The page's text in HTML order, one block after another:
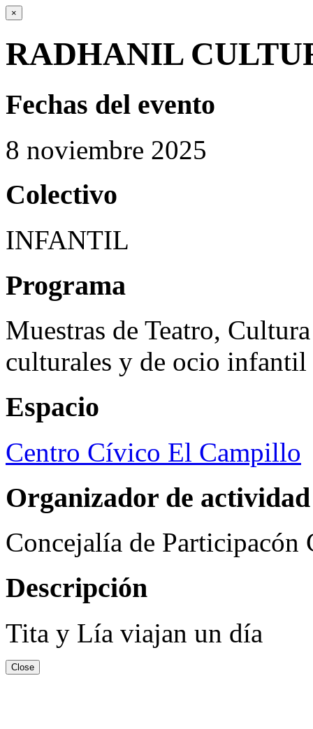
×
RADHANIL
Fechas del evento
8 noviembre 2025
Colectivo
INFANTIL
Programa
Muestras de Teatro,
culturales y de ocio infantil
Espacio
Centro Cívico El Campillo
Organizador de actividad
Concejalía de Participacón
Descripción
Tita y Lía viajan un día
Close